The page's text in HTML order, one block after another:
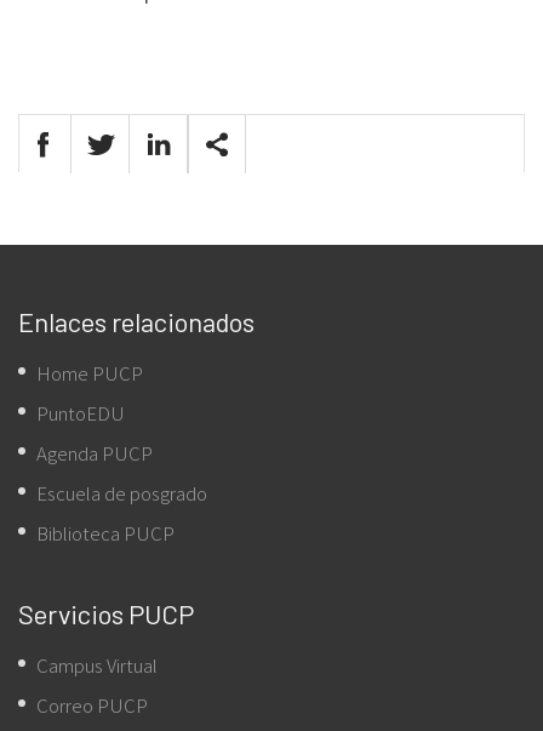
Enlaces relacionados
Home PUCP
PuntoEDU
Agenda PUCP
Escuela de posgrado
Biblioteca PUCP
Servicios PUCP
Campus Virtual
Correo PUCP